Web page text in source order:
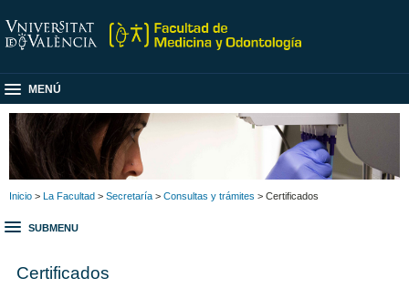
MENÚ
Inicio > La Facultad > Secretaría > Consultas y trámites > Certificados
SUBMENU
Certificados